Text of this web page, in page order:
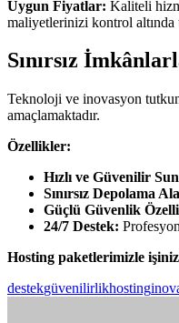
Uygun Fiyatlar: Kaliteli
maliyetlerinizi kontrol
Sınırsız
Teknoloji ve inovasyon
amaçlamaktadır.
Özellikler:
Hızlı ve Güvenilir
Sınırsız Depolama
Güçlü Güvenlik
24/7 Destek:
Hosting paketlerimizle
destekgüvenilirlikhosting